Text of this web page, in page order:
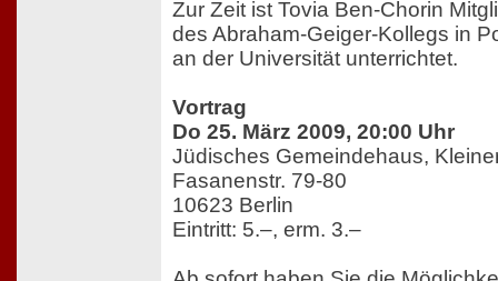
Zur Zeit ist Tovia Ben-Chorin
des Abraham-Geiger-Kollegs in
an der Universität unterrichtet.
Vortrag
Do 25. März 2009, 20:00 Uhr
Jüdisches Gemeindehaus,
Fasanenstr. 79-80
10623 Berlin
Eintritt: 5.–, erm. 3.–